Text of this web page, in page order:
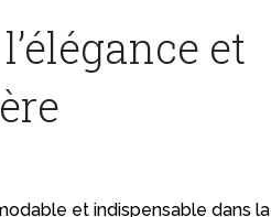
et
et indispensable dans la